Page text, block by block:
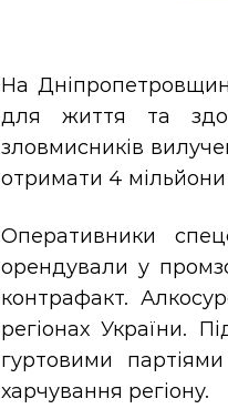
На
для життя та
зловмисників
отримати 4 мільйони
Оперативники
орендували у
контрафакт.
регіонах України.
гуртовими
харчування регіону.